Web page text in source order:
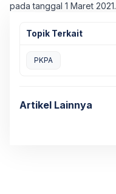
pada tanggal 1 Maret 2021.
Topik Terkait
PKPA
Artikel Lainnya